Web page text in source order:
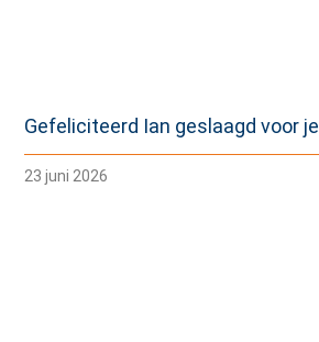
Gefeliciteerd Ian geslaagd voor
23 juni 2026